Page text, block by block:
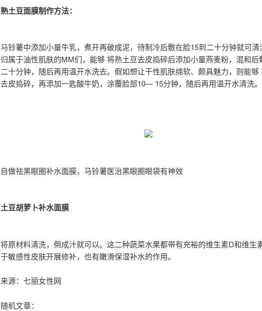
熟土豆面膜制作方法：
马铃薯中添加小量牛乳，煮开再破成泥，待制冷后敷在脸15到二十分钟就可清
归属于油性肌肤的MM们，能够 将熟土豆去皮捣碎后添加小量燕麦粉，混和
二十分钟，随后再用温开水洗去。假如想让干性肌肤绵软、颇具魅力，则能够
去皮捣碎，再添加一匙酸牛奶，涂覆脸部10— 15分钟，随后再用温开水清洗。
自做祛黑眼圈补水面膜，马铃薯医治黑眼圈眼袋有神效
土豆胡萝卜补水面膜
将原材料清洗，倒成汁就可以。这二种蔬菜水果都带有充裕的维生素D和维生
于敏感性皮肤开展修补，也有嫩滑保湿补水的作用。
来源：七丽女性网
随机文章：